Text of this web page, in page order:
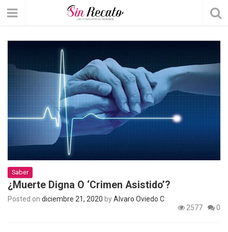
Saber
¿Muerte Digna O ‘crimen Asistido’?
Posted on diciembre 21, 2020 byÁlvaro Oviedo C
2577
0